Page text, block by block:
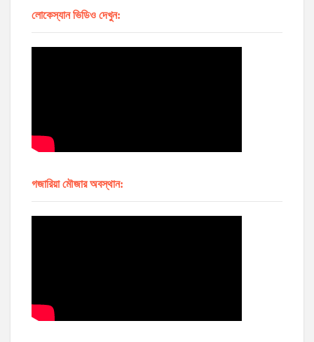
লোকেস্যান ভিডিও দেখুন:
গজারিয়া মৌজার অবস্থান: